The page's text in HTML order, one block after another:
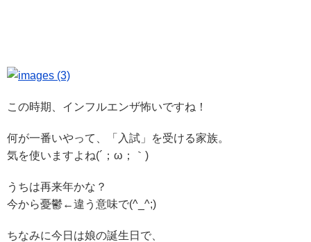
この時期、インフルエンザ怖いですね！
何が一番いやって、「入試」を受ける家族。
気を使いますよね(´；ω；｀)
うちは再来年かな？
今から憂鬱←違う意味で(^_^;)
ちなみに今日は娘の誕生日で、